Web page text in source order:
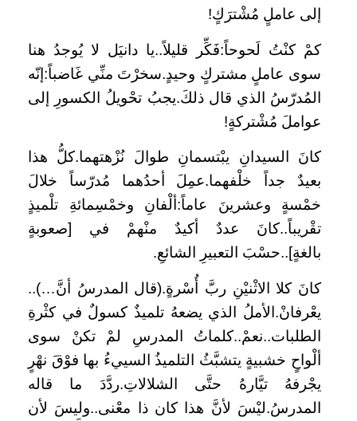
إلى عاملٍ مُشْترَكٍ!
كمْ كنْتُ لَحوحاً:فَكِّر قليلاً..يا دانيَل لا يُوجدُ هنا
سوى عاملٍ مشتركٍ وحيدٍ.سخرْتَ منِّي غَاضباً:إنّه
المُدرّسُ الذي قال ذلكَ.يجبُ تحْويلُ الكسورِ إلى
عواملَ مُشْتركةٍ!
كانَ السيدانِ يبْتسمانِ طوالَ نُزْهتهما.كلُّ هذا
بعيدٌ جداً خلْفهما.عمِلَ أحدُهما مُدرّساً خلالَ
خمْسةٍ وعشرينَ عاماً:ألْفانِ وخمْسِمائةِ تلْميذٍ
تقْريباً..كانَ عددٌ أكيدٌ منْهمْ في [صعوبةٍ
بالغةٍ]..حسْبَ التعبيرِ الشائعِ.
كانَ كلا الاثْنيْنِ ربَّ أُسْرةٍ.(قال المدرسُ أنَّ…)..
يعْرفانْ.الأملُ الذي يضعهُ تلميذٌ كسولٌ في كثْرةِ
الطلبات..نعمْ..كلماتُ المدرسِ لمْ تكنْ سوى
ألْواحٍ خشبيةٍ يتشبَّثُ التلميذُ السييءُ بها فوْقَ نهْرٍ
يجْرفهُ تيَّارهُ حتَّى الشلالاتِ.ردَّدَ ما قاله
المدرسُ.ليْسَ لأنَّ هذا كان ذا معْنى..وليسَ لأن